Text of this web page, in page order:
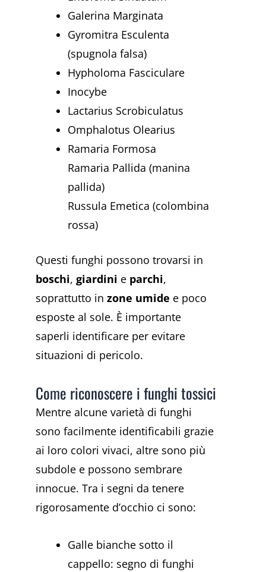
Galerina Marginata
Gyromitra Esculenta
(spugnola falsa)
Hypholoma Fasciculare
Inocybe
Lactarius Scrobiculatus
Omphalotus Olearius
Ramaria Formosa
Ramaria Pallida (manina
pallida)
Russula Emetica (colombina
rossa)
Questi funghi possono trovarsi in
boschi, giardini e parchi,
soprattutto in zone umide e poco
esposte al sole. È importante
saperli identificare per evitare
situazioni di pericolo.
Come riconoscere i funghi tossici
Mentre alcune varietà di funghi
sono facilmente identificabili grazie
ai loro colori vivaci, altre sono più
subdole e possono sembrare
innocue. Tra i segni da tenere
rigorosamente d’occhio ci sono:
Galle bianche sotto il
cappello: segno di funghi